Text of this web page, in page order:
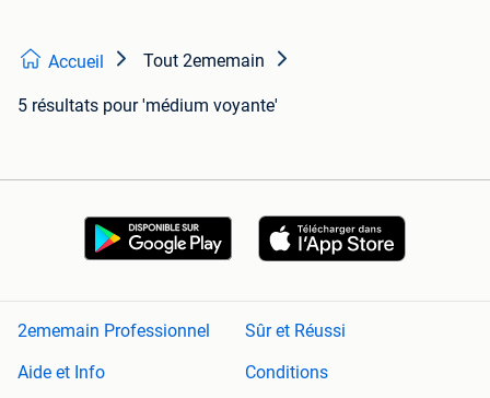
Accueil Tout 2ememain
5 résultats pour 'médium voyante'
2ememain Professionnel
Sûr et Réussi
Aide et Info
Conditions